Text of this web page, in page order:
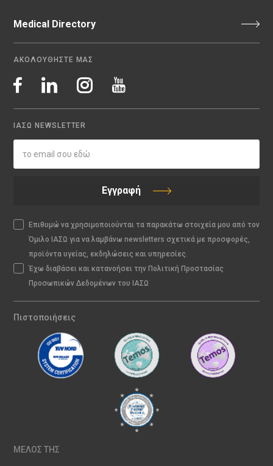
Medical Directory
ΑΚΟΛΟΥΘΗΣΤΕ ΜΑΣ
ΙΑΣΩ NEWSLETTER
Εγγραφή
Επιθυμώ να χρησιμοποιούνται τα παρακάτω στοιχεία μου από τον
Όμιλο ΙΑΣΩ για να λαμβάνω newsletters σχετικά με προσφορές,
προϊόντα υγείας, εκδηλώσεις και υπηρεσίες.
Έχω διαβάσει και κατανοήσει την Πολιτική Προστασίας
Προσωπικών Δεδομένων του ΙΑΣΩ
Πιστοποιήσεις
ΜΕΛΟΣ ΤΗΣ